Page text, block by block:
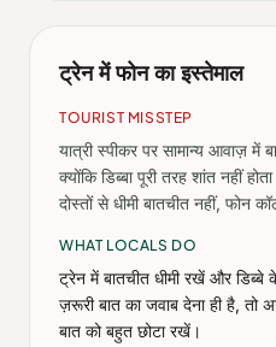
ट्रेन में फोन का इस्तेमाल
TOURIST MISSTEP
यात्री स्पीकर पर सामान्य आवाज़ में
क्योंकि डिब्बा पूरी तरह शांत नहीं
दोस्तों से धीमी बातचीत नहीं, फोन
WHAT LOCALS DO
ट्रेन में बातचीत धीमी रखें और
ज़रूरी बात का जवाब देना ही है,
बात को बहुत छोटा रखें।